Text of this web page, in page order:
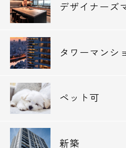
デザイナーズ
タワーマンシ
ペット可
新築